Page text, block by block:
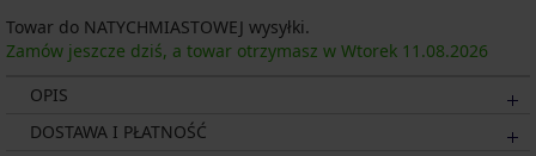
Towar do NATYCHMIASTOWEJ wysyłki.
Zamów jeszcze dziś, a towar otrzymasz w Wtorek 11.08.2026
OPIS
DOSTAWA I PŁATNOŚĆ